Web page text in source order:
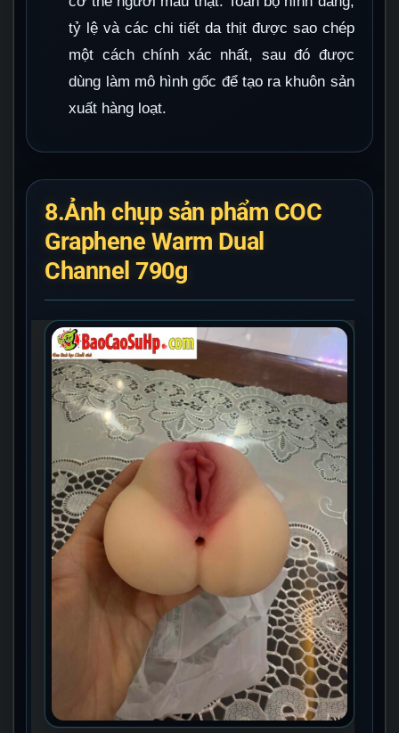
tỷ lệ và các chi tiết da thịt được sao chép
một cách chính xác nhất, sau đó được
dùng làm mô hình gốc để tạo ra khuôn sản
xuất hàng loạt.
8.Ảnh chụp sản phẩm COC
Graphene Warm Dual
Channel 790g